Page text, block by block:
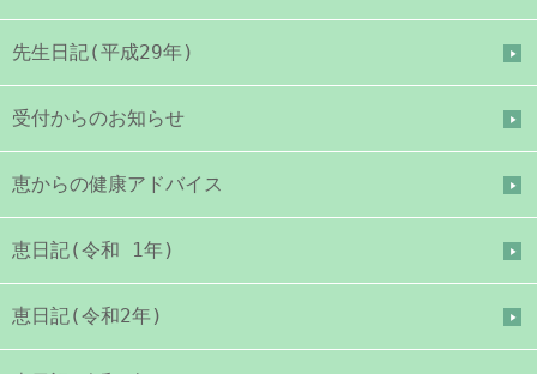
先生日記(平成29年)
受付からのお知らせ
恵からの健康アドバイス
恵日記(令和 1年)
恵日記(令和2年)